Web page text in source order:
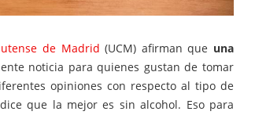
de Madrid (UCM) afirman que una
noticia para quienes gustan de tomar
opiniones con respecto al tipo de
que la mejor es sin alcohol. Eso para